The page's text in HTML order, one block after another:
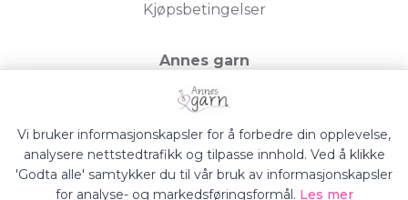
Kjøpsbetingelser
Annes garn
Storgata 19, 2750 Gran
Org.nr. 994050613
Vi bruker informasjonskapsler for å forbedre din opplevelse,
analysere nettstedtrafikk og tilpasse innhold. Ved å klikke
'Godta alle' samtykker du til vår bruk av informasjonskapsler
for analyse- og markedsføringsformål. Les mer